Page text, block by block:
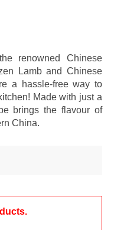
renowned Chinese
Lamb and Chinese
a hassle-free way to
Made with just a
brings the flavour of
China.